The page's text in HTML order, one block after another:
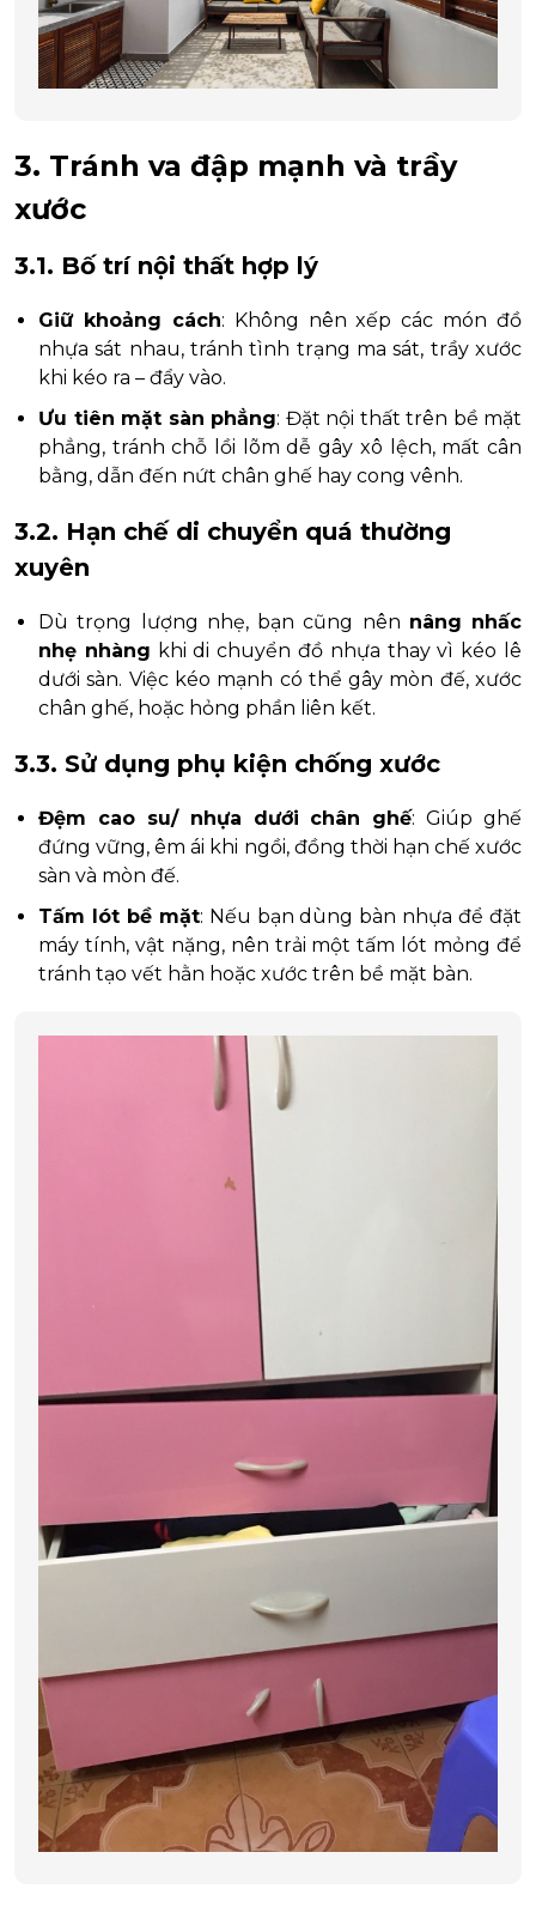
3. Tránh va đập mạnh và trầy
xước
3.1. Bố trí nội thất hợp lý
Giữ khoảng cách: Không nên xếp các món đồ
nhựa sát nhau, tránh tình trạng ma sát, trầy xước
khi kéo ra – đẩy vào.
Ưu tiên mặt sàn phẳng: Đặt nội thất trên bề mặt
phẳng, tránh chỗ lồi lõm dễ gây xô lệch, mất cân
bằng, dẫn đến nứt chân ghế hay cong vênh.
3.2. Hạn chế di chuyển quá thường
xuyên
Dù trọng lượng nhẹ, bạn cũng nên nâng nhấc
nhẹ nhàng khi di chuyển đồ nhựa thay vì kéo lê
dưới sàn. Việc kéo mạnh có thể gây mòn đế, xước
chân ghế, hoặc hỏng phần liên kết.
3.3. Sử dụng phụ kiện chống xước
Đệm cao su/ nhựa dưới chân ghế: Giúp ghế
đứng vững, êm ái khi ngồi, đồng thời hạn chế xước
sàn và mòn đế.
Tấm lót bề mặt: Nếu bạn dùng bàn nhựa để đặt
máy tính, vật nặng, nên trải một tấm lót mỏng để
tránh tạo vết hằn hoặc xước trên bề mặt bàn.